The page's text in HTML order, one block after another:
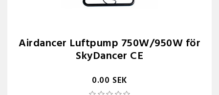
Airdancer Luftpump 750W/950W för
SkyDancer CE
0.00 SEK